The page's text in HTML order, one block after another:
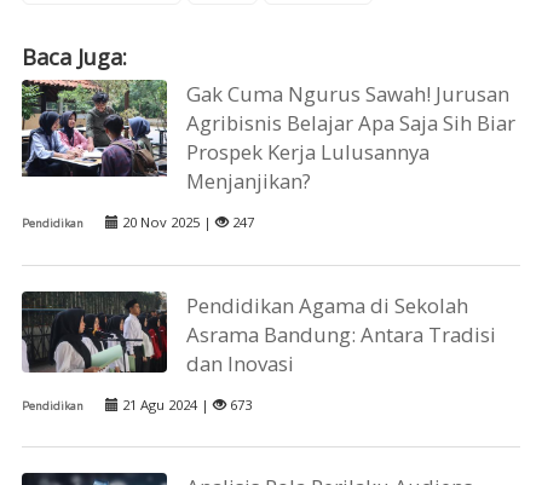
Baca Juga:
Gak Cuma Ngurus Sawah! Jurusan
Agribisnis Belajar Apa Saja Sih Biar
Prospek Kerja Lulusannya
Menjanjikan?
Pendidikan 20 Nov 2025 | 247
Pendidikan Agama di Sekolah
Asrama Bandung: Antara Tradisi
dan Inovasi
Pendidikan 21 Agu 2024 | 673